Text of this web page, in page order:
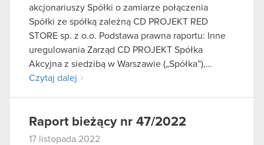
akcjonariuszy Spółki o zamiarze połączenia
Spółki ze spółką zależną CD PROJEKT RED
STORE sp. z o.o. Podstawa prawna raportu: Inne
uregulowania Zarząd CD PROJEKT Spółka
Akcyjna z siedzibą w Warszawie („Spółka”),…
Czytaj dalej
Raport bieżący nr 47/2022
17 listopada 2022